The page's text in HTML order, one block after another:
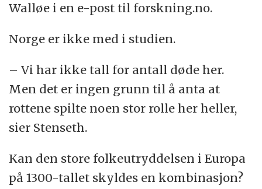
Walløe i en e-post til forskning.no.
Norge er ikke med i studien.
– Vi har ikke tall for antall døde her.
Men det er ingen grunn til å anta at
rottene spilte noen stor rolle her heller,
sier Stenseth.
Kan den store folkeutryddelsen i Europa
på 1300-tallet skyldes en kombinasjon?